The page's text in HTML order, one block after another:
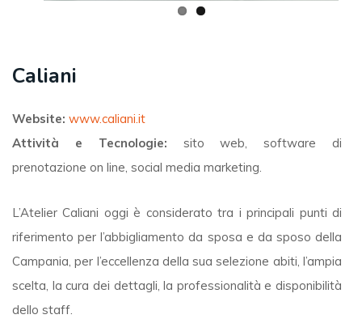
Caliani
Website: www.caliani.it
Attività e Tecnologie: sito web, software di
prenotazione on line, social media marketing.
L’Atelier Caliani oggi è considerato tra i principali punti di
riferimento per l’abbigliamento da sposa e da sposo della
Campania, per l’eccellenza della sua selezione abiti, l’ampia
scelta, la cura dei dettagli, la professionalità e disponibilità
dello staff.